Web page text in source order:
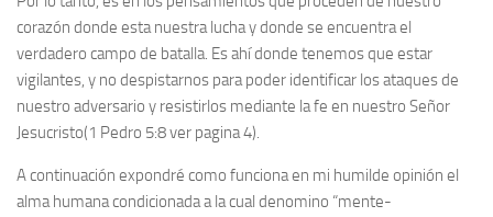
corazón donde esta nuestra lucha y donde se encuentra el
verdadero campo de batalla. Es ahí donde tenemos que estar
vigilantes, y no despistarnos para poder identificar los ataques de
nuestro adversario y resistirlos mediante la fe en nuestro Señor
Jesucristo(1 Pedro 5:8 ver pagina 4).
A continuación expondré como funciona en mi humilde opinión el
alma humana condicionada a la cual denomino “mente-